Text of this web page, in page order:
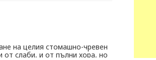
на целия стомашно-чревен
слаби, и от пълни хора, но